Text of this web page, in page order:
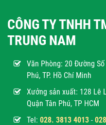
CÔNG TY TNHH
TRUNG NAM
Văn Phòng: 20 Đường Số
Phú, TP. Hồ Chí Minh
Xưởng sản xuất: 128 Lê
Quận Tân Phú, TP HCM
Tel: 028. 3813 4013 -